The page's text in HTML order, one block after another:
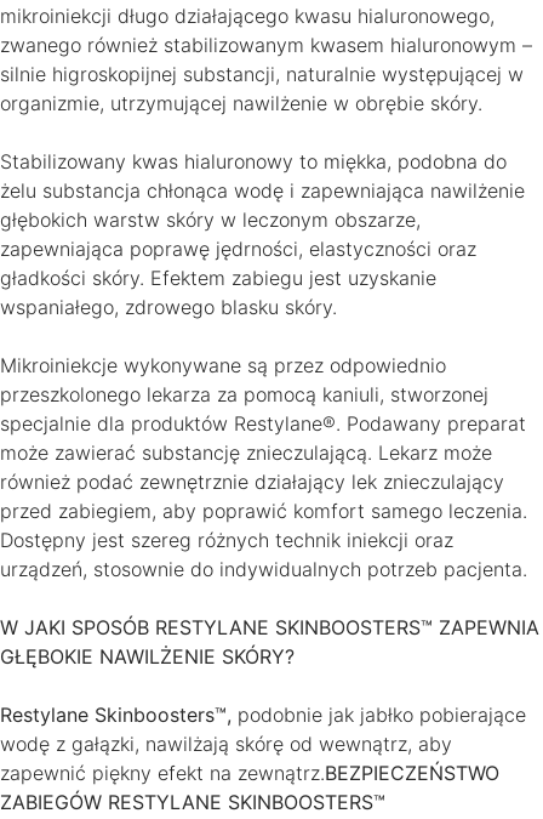
mikroiniekcji długo działającego kwasu hialuronowego,
zwanego również stabilizowanym kwasem hialuronowym –
silnie higroskopijnej substancji, naturalnie występującej w
organizmie, utrzymującej nawilżenie w obrębie skóry.
Stabilizowany kwas hialuronowy to miękka, podobna do
żelu substancja chłonąca wodę i zapewniająca nawilżenie
głębokich warstw skóry w leczonym obszarze,
zapewniająca poprawę jędrności, elastyczności oraz
gładkości skóry. Efektem zabiegu jest uzyskanie
wspaniałego, zdrowego blasku skóry.
Mikroiniekcje wykonywane są przez odpowiednio
przeszkolonego lekarza za pomocą kaniuli, stworzonej
specjalnie dla produktów Restylane®. Podawany preparat
może zawierać substancję znieczulającą. Lekarz może
również podać zewnętrznie działający lek znieczulający
przed zabiegiem, aby poprawić komfort samego leczenia.
Dostępny jest szereg różnych technik iniekcji oraz
urządzeń, stosownie do indywidualnych potrzeb pacjenta.
W JAKI SPOSÓB RESTYLANE SKINBOOSTERS™ ZAPEWNIA
GŁĘBOKIE NAWILŻENIE SKÓRY?
Restylane Skinboosters™, podobnie jak jabłko pobierające
wodę z gałązki, nawilżają skórę od wewnątrz, aby
zapewnić piękny efekt na zewnątrz.BEZPIECZEŃSTWO
ZABIEGÓW RESTYLANE SKINBOOSTERS™